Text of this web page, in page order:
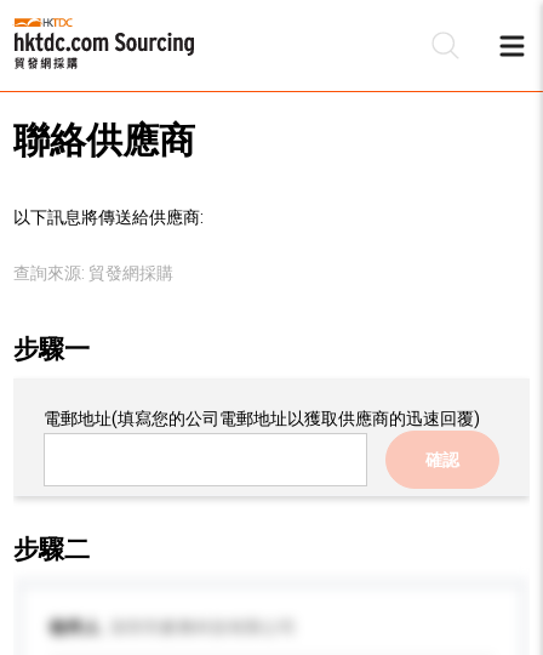
聯絡供應商
以下訊息將傳送給供應商:
查詢來源: 貿發網採購
步驟一
電郵地址(填寫您的公司電郵地址以獲取供應商的迅速回覆)
確認
步驟二
收件人